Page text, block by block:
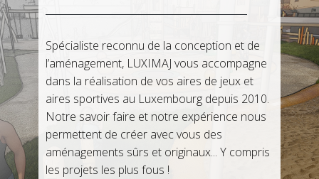
Spécialiste reconnu de la conception et de
l’aménagement, LUXIMAJ vous accompagne
dans la réalisation ​de vos aires de jeux et
aires sportives au Luxembourg depuis 2010.
Notre savoir faire et notre expérience nous
permettent de créer avec vous des
aménagements sûrs et originaux... Y compris
les projets les plus fous !